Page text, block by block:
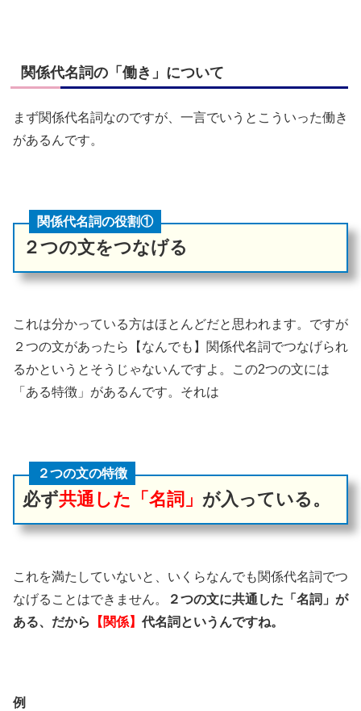
関係代名詞の「働き」について
まず関係代名詞なのですが、一言でいうとこういった働き
があるんです。
関係代名詞の役割①
２つの文をつなげる
これは分かっている方はほとんどだと思われます。ですが
２つの文があったら【なんでも】関係代名詞でつなげられ
るかというとそうじゃないんですよ。この2つの文には
「ある特徴」があるんです。それは
２つの文の特徴
必ず共通した「名詞」 が入っている。
これを満たしていないと、いくらなんでも関係代名詞でつ
なげることはできません。
２つの文に共通した「名詞」が
ある、だから
【関係】 代名詞というんですね。
例